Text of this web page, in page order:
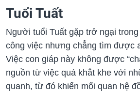
Tuổi Tuất
Người tuổi Tuất gặp trở ngại
công việc nhưng chẳng tìm được
Việc con giáp này không được
nguồn từ việc quá khắt khe với
quanh, từ đó khiến mối quan hệ